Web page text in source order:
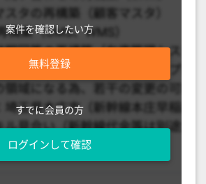
案件を確認したい方
無料登録
すでに会員の方
ログインして確認